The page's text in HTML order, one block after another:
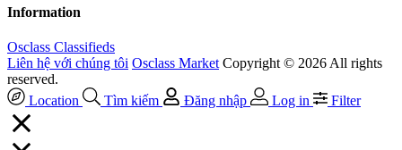
Information
Osclass Classifieds
Liên hệ với chúng tôi Osclass Market Copyright © 2026 All rights
reserved.
Location
Tìm kiếm Đăng nhập Log in Filter